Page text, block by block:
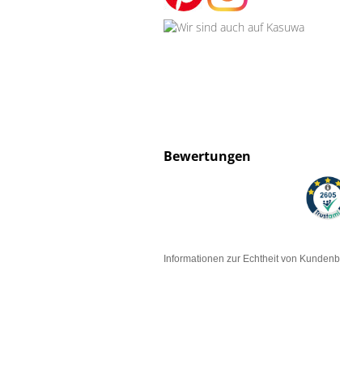
Bewertungen
Informationen zur Echtheit von